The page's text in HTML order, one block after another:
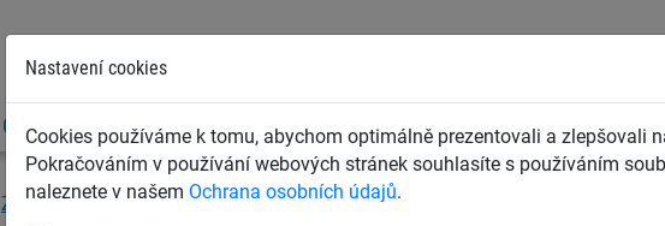
Nastavení cookies
Cookies používáme k tomu, abychom optimálně prezentovali a zlepšovali
Pokračováním v používání webových stránek souhlasíte s používáním
naleznete v našem Ochrana osobních údajů.
OCHRANNÉ SÍTĚ A PLACHTY ZÁCHYTNÉ BEZPEČNOSTNÍ SÍTĚ
Závěsné houpací sítě